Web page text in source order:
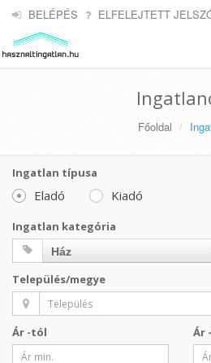
BELÉPÉS ELFELEJTETT
Főoldal
Ingatlan típusa
Eladó Kiadó
Ingatlan kategória
Ház
Település/megye
Ár -tól Ár